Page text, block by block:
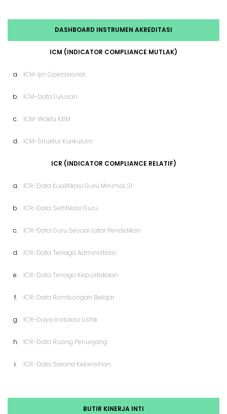
DASHBOARD INSTRUMEN AKREDITASI
ICM (INDICATOR COMPLIANCE MUTLAK)
a. ICM-Ijin Operasional
b. ICM-Data Lulusan
c. ICM-Waktu KBM
d. ICM-Struktur Kurikulum
ICR (INDICATOR COMPLIANCE RELATIF)
a. ICR-Data Kualifikasi Guru Minimal S1
b. ICR-Data Sertifikasi Guru
c. ICR-Data Guru Sesuai Latar Pendidikan
d. ICR-Data Tenaga Administrasi
e. ICR-Data Tenaga Kepustakaan
f. ICR-Data Rombongan Belajar
g. ICR-Daya Instalasi Listrik
h. ICR-Data Ruang Penunjang
i. ICR-Data Sarana Kebersihan
BUTIR KINERJA INTI